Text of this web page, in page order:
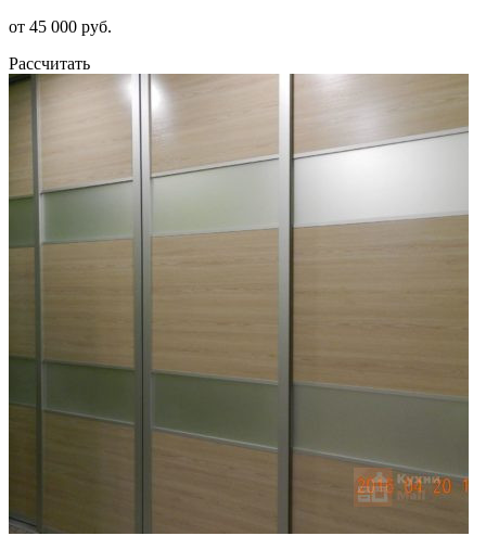
от 45 000 руб.
Рассчитать